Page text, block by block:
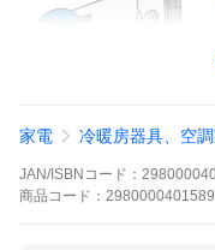
【重要】配送・
家電 冷暖房器具、空
JAN/ISBNコード：
商品 コード： 2980000401589